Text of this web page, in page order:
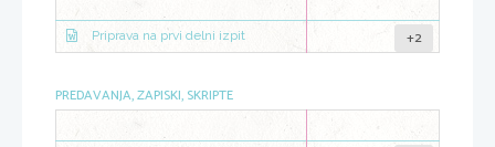
Priprava na prvi delni izpit +2
PREDAVANJA, ZAPISKI, SKRIPTE